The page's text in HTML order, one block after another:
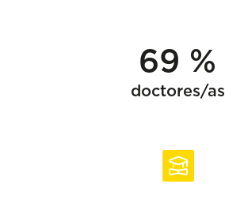
69 %
doctores/as